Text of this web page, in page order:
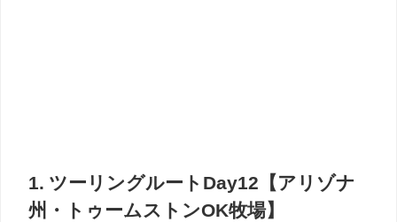
1. ツーリングルートDay12【アリゾナ
州・トゥームストンOK牧場】